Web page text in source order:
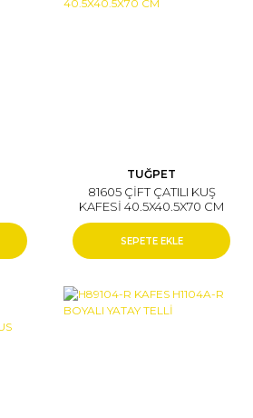
TUĞPET
81605 ÇİFT ÇATILI KUŞ
KAFESİ 40.5X40.5X70 CM
SEPETE EKLE